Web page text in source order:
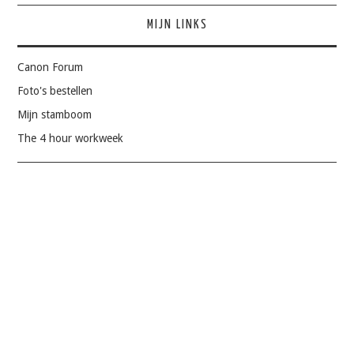
MIJN LINKS
Canon Forum
Foto's bestellen
Mijn stamboom
The 4 hour workweek